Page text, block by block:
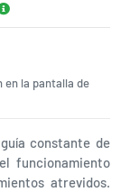
en la pantalla de
constante de
funcionamiento
atrevidos.